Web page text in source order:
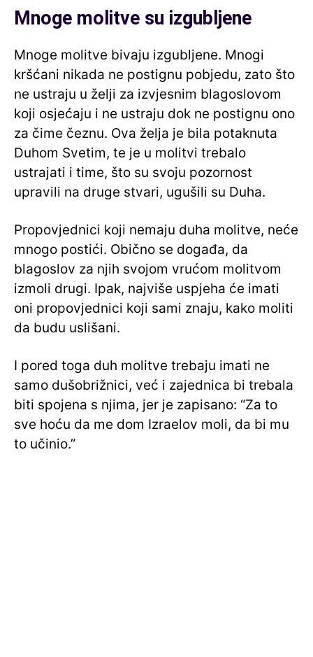
Mnoge molitve su izgubljene
Mnoge molitve bivaju izgubljene. Mnogi
kršćani nikada ne postignu pobjedu, zato što
ne ustraju u želji za izvjesnim blagoslovom
koji osjećaju i ne ustraju dok ne postignu ono
za čime čeznu. Ova želja je bila potaknuta
Duhom Svetim, te je u molitvi trebalo
ustrajati i time, što su svoju pozornost
upravili na druge stvari, ugušili su Duha.
Propovjednici koji nemaju duha molitve, neće
mnogo postići. Obično se događa, da
blagoslov za njih svojom vrućom molitvom
izmoli drugi. Ipak, najviše uspjeha će imati
oni propovjednici koji sami znaju, kako moliti
da budu uslišani.
I pored toga duh molitve trebaju imati ne
samo dušobrižnici, već i zajednica bi trebala
biti spojena s njima, jer je zapisano: “Za to
sve hoću da me dom Izraelov moli, da bi mu
to učinio.”